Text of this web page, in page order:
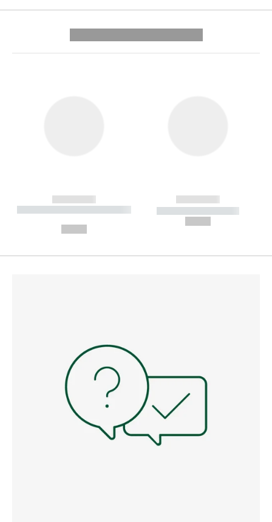
------------
----------- ----------- --------
------------
----------- -----------